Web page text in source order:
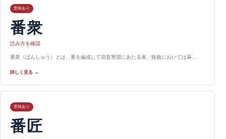
意味あり
番衆
読み方を確認
番衆（ばんしゅう）とは、番を編成して宿直警固にあたる者。狭義においては幕…
詳しく見る →
意味あり
番匠